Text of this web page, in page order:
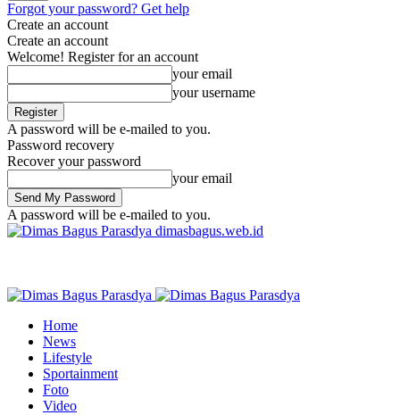
Forgot your password? Get help
Create an account
Create an account
Welcome! Register for an account
your email
your username
A password will be e-mailed to you.
Password recovery
Recover your password
your email
A password will be e-mailed to you.
dimasbagus.web.id
Home
News
Lifestyle
Sportainment
Foto
Video